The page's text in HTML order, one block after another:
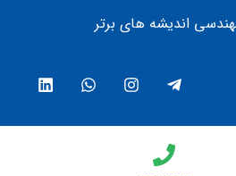
اندیشه های برتر